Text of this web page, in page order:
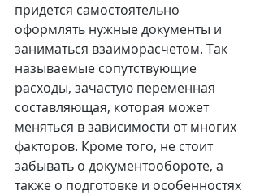
придется самостоятельно
оформлять нужные документы и
заниматься взаиморасчетом. Так
называемые сопутствующие
расходы, зачастую переменная
составляющая, которая может
меняться в зависимости от многих
факторов. Кроме того, не стоит
забывать о документообороте, а
также о подготовке и особенностях